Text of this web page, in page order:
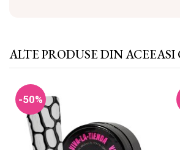
ALTE PRODUSE DIN
-50%